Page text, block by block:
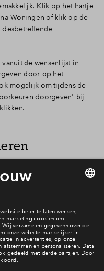
Klik op het hartje
Woningen of klik op de
desbetreffende
de wensenlijst in
door op het
mogelijk om tijdens de
doorgeven' bij
en als de verkoop is
Nieuwsgierig hoe dat eruit
account? Maak er dan
op